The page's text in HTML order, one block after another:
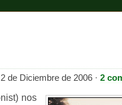
de Diciembre de 2006 · 2
nos